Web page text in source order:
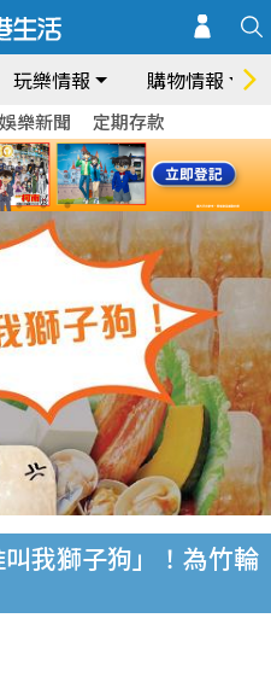
玩樂情報 購物情報
娛樂新聞 定期存款
我獅子狗」！為竹輪